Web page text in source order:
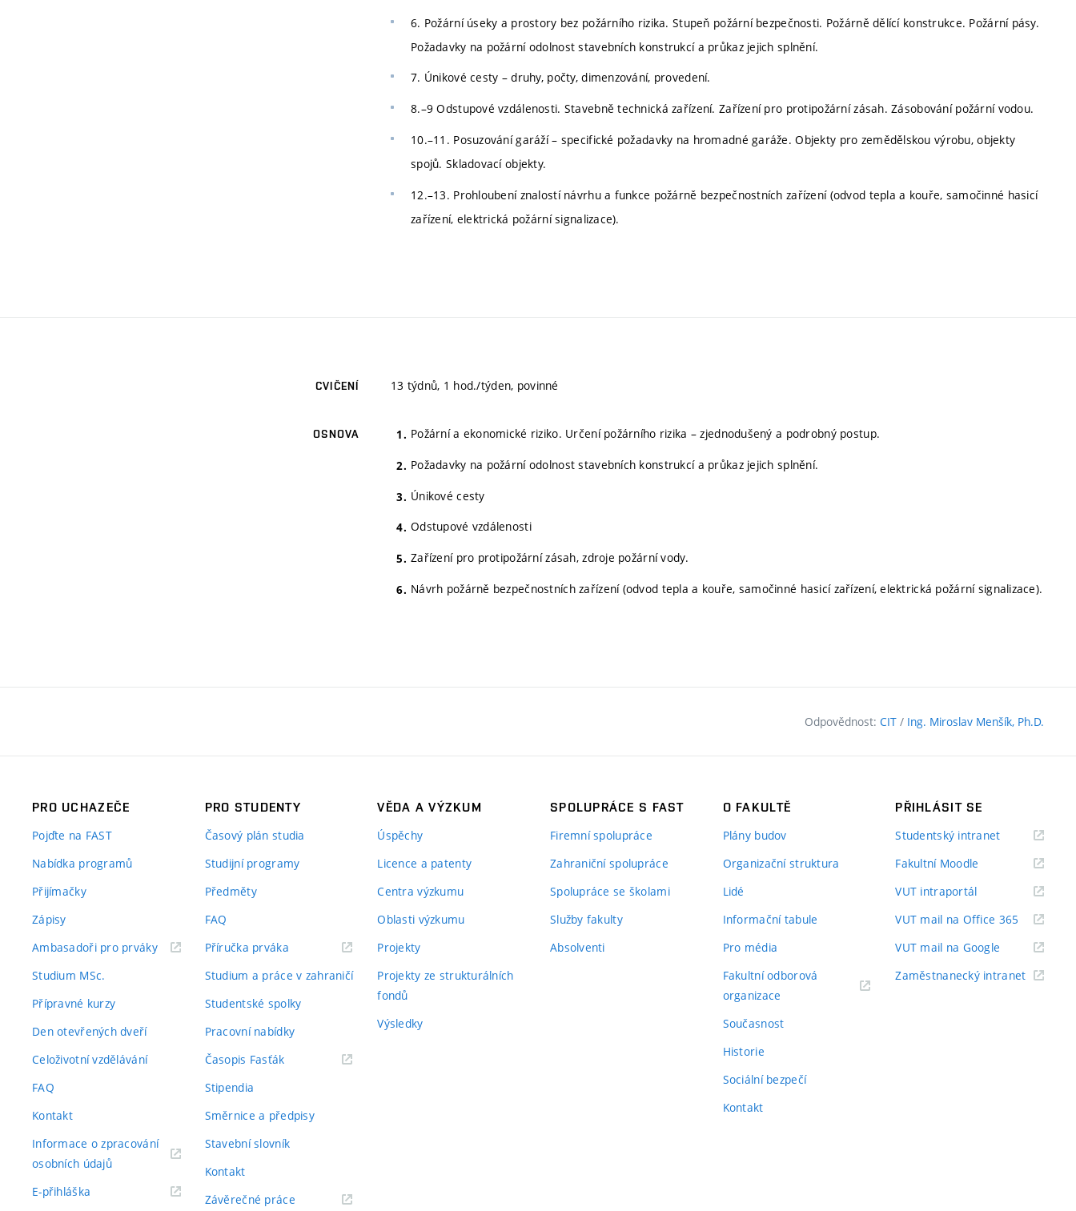
6. Požární úseky a prostory bez požárního rizika. Stupeň požární bezpečnosti. Požárně dělící konstrukce. Požární pásy.
Požadavky na požární odolnost stavebních konstrukcí a průkaz jejich splnění.
7. Únikové cesty – druhy, počty, dimenzování, provedení.
8.–9 Odstupové vzdálenosti. Stavebně technická zařízení. Zařízení pro protipožární zásah. Zásobování požární vodou.
10.–11. Posuzování garáží – specifické požadavky na hromadné garáže. Objekty pro zemědělskou výrobu, objekty
spojů. Skladovací objekty.
12.–13. Prohloubení znalostí návrhu a funkce požárně bezpečnostních zařízení (odvod tepla a kouře, samočinné hasicí
zařízení, elektrická požární signalizace).
CVIČENÍ 13 týdnů, 1 hod./týden, povinné
OSNOVA Požární a ekonomické riziko. Určení požárního rizika – zjednodušený a podrobný postup.
Požadavky na požární odolnost stavebních konstrukcí a průkaz jejich splnění.
Únikové cesty
Odstupové vzdálenosti
Zařízení pro protipožární zásah, zdroje požární vody.
Návrh požárně bezpečnostních zařízení (odvod tepla a kouře, samočinné hasicí zařízení, elektrická požární signalizace).
Odpovědnost: CIT / Ing. Miroslav Menšík, Ph.D.
PRO UCHAZEČE
Pojďte na FAST
Nabídka programů
Přijímačky
Zápisy
Ambasadoři pro prváky(externí
Studium MSc.
Přípravné kurzy
Den otevřených dveří
Celoživotní vzdělávání
FAQ
Kontakt
Informace o zpracování
osobních údajů(externí
E-přihláška
PRO STUDENTY
Časový plán studia
Studijní programy
Předměty
FAQ
Příručka prváka(externí
Studium a práce v zahraničí
Studentské spolky
Pracovní nabídky
Časopis Fasťák(externí
Stipendia
Směrnice a předpisy
Stavební slovník
Kontakt
Závěrečné práce(externí
VĚDA A VÝZKUM
Úspěchy
Licence a patenty
Centra výzkumu
Oblasti výzkumu
Projekty
Projekty ze strukturálních
fondů
Výsledky
SPOLUPRÁCE S FAST
Firemní spolupráce
Zahraniční spolupráce
Spolupráce se školami
Služby fakulty
Absolventi
O FAKULTĚ
Plány budov
Organizační struktura
Lidé
Informační tabule
Pro média
Fakultní odborová
organizace
Současnost
Historie
Sociální bezpečí
Kontakt
PŘIHLÁSIT SE
Studentský intranet(externí
Fakultní Moodle
VUT intraportál(externí
VUT mail na Office 365 (externí
odkaz)
VUT mail na Google (externí
Zaměstnanecký intranet(externí